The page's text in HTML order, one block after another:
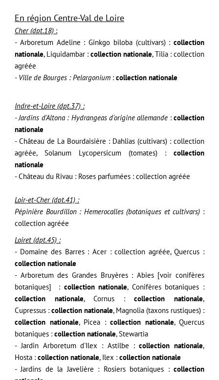
En région Centre-Val de Loire
Cher (dpt.18) :
- Arboretum Adeline : Ginkgo biloba (cultivars) : collection
nationale, Liquidambar : collection nationale,Tilia : collection
agréée
- Ville de Bourges : Pelargonium : collection nationale
Indre-et-Loire (dpt.37) :
- Jardins d'Altona : Hydrangeas d'origine allemande : collection
nationale
- Château de La Bourdaisière : Dahlias (cultivars) : collection
agréée, Solanum Lycopersicum (tomates) : collection
nationale
- Château du Rivau : Roses parfumées : collection agréée
Loir-et-Cher (dpt.41) :
Pépinière Bourdillon : Hemerocalles (botaniques et cultivars) :
collection agréée
Loiret (dpt.45) :
- Domaine des Barres : Acer : collection agréée,Quercus :
collection nationale
- Arboretum des Grandes Bruyères : Abies[voir conifères
botaniques]
: collection nationale, Conifères botaniques :
collection nationale,Cornus :collection nationale,
Cupressus : collection nationale, Magnolia (taxons rustiques) :
collection nationale, Picea : collection nationale, Quercus
botaniques : collection nationale, Stewartia
- Jardin Arboretum d'Ilex : Astilbe :collection nationale,
Hosta : collection nationale, Ilex : collection nationale
- Jardins de la Javelière : Rosiers botaniques :collection